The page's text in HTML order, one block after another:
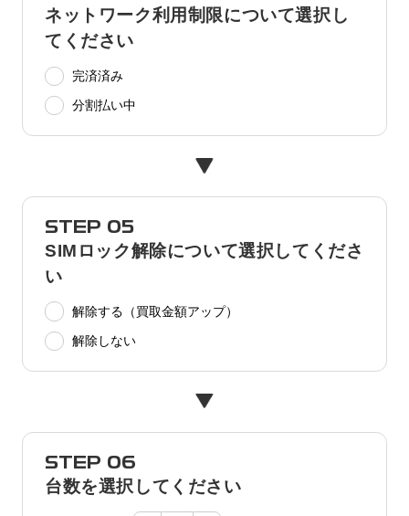
ネットワーク利用制限について選択し
てください
完済済み
分割払い中
STEP 05
SIMロック解除について選択してくださ
い
解除する（買取金額アップ）
解除しない
STEP 06
台数を選択してください